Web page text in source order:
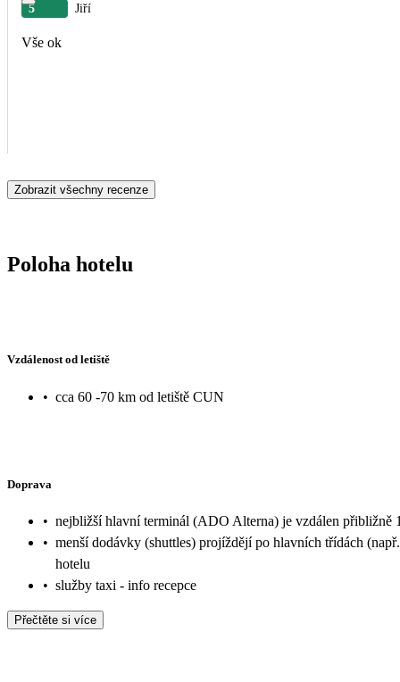
5 Jiří
Vše ok
Zobrazit všechny recenze
Poloha hotelu
Vzdálenost od letiště
• cca 60 -70 km od letiště CUN
Doprava
• nejbližší hlavní terminál (ADO Alterna) je vzdálen přibližně
• menší dodávky (shuttles) projíždějí po hlavních třídách
hotelu
• služby taxi - info recepce
Přečtěte si více